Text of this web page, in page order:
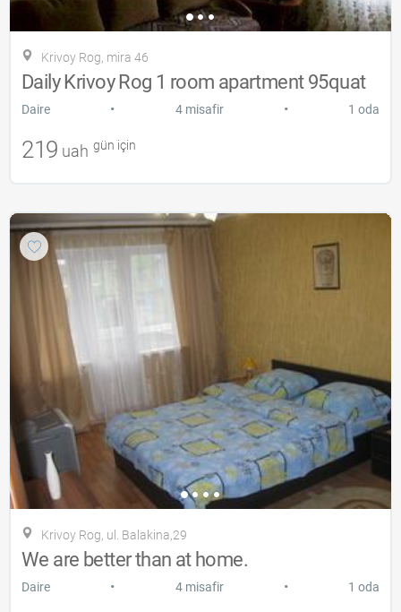
Krivoy Rog, mira 46
Daily Krivoy Rog 1 room apartment 95quat
Daire • 4 misafir • 1 oda
219 uah gün için
Krivoy Rog, ul. Balakina,29
We are better than at home.
Daire • 4 misafir • 1 oda